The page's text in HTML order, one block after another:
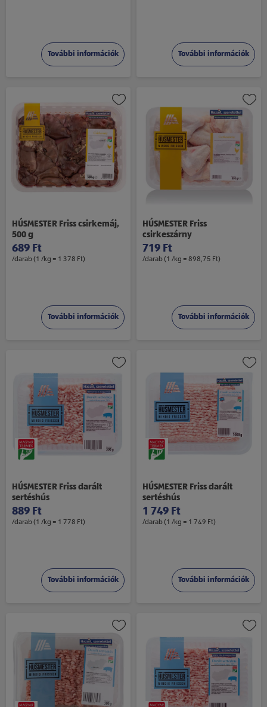
További információk További információk
HÚSMESTER Friss csirkemáj,
500 g
689 Ft
/darab (1 /kg = 1 378 Ft)
További információk
HÚSMESTER Friss
csirkeszárny
719 Ft
/darab (1 /kg = 898,75 Ft)
További információk
HÚSMESTER Friss darált
sertéshús
889 Ft
/darab (1 /kg = 1 778 Ft)
További információk
HÚSMESTER Friss darált
sertéshús
1 749 Ft
/darab (1 /kg = 1 749 Ft)
További információk